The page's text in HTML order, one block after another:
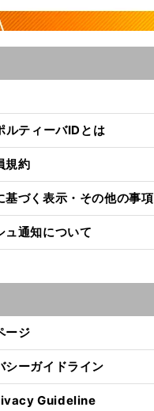
ルティーバIDとは
規約
基づく表示・その他の事項
ュ通知について
ージ
シーガイドライン
Guideline